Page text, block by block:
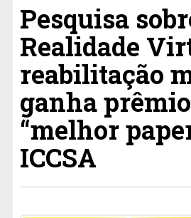
Pesquisa
Realidade
reabilitação
ganha
“melhor
ICCSA